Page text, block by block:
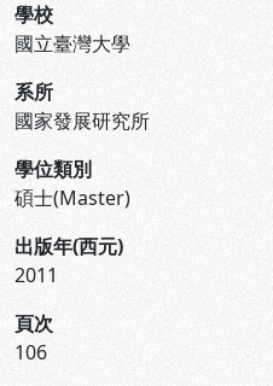
學校
國立臺灣大學
系所
國家發展研究所
學位類別
碩士(Master)
出版年(西元)
2011
頁次
106